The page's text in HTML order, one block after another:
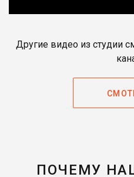
Другие видео из студии
ПОЧЕМУ